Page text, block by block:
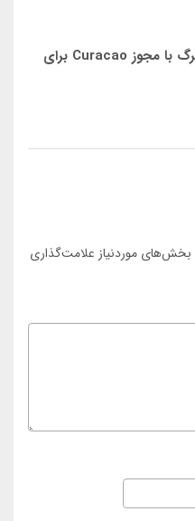
سایت‌ های چهاربرگ با مجوز Curacao برای
بخش‌های موردنیاز علامت‌گذاری